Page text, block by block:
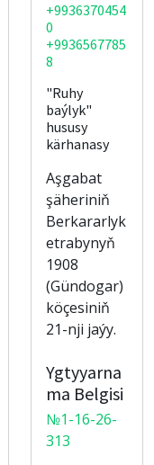
+9936370454
0
+9936567785
8
"Ruhy
baýlyk"
hususy
kärhanasy
Aşgabat
şäheriniň
Berkararlyk
etrabynyň
1908
(Gündogar)
köçesiniň
21-nji jaýy.
Ygtyyarna
ma Belgisi
№1-16-26-
313